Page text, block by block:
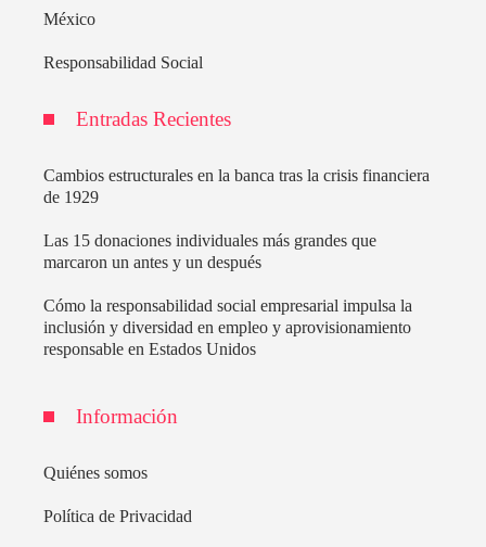
México
Responsabilidad Social
Entradas Recientes
Cambios estructurales en la banca tras la crisis financiera
de 1929
Las 15 donaciones individuales más grandes que
marcaron un antes y un después
Cómo la responsabilidad social empresarial impulsa la
inclusión y diversidad en empleo y aprovisionamiento
responsable en Estados Unidos
Información
Quiénes somos
Política de Privacidad